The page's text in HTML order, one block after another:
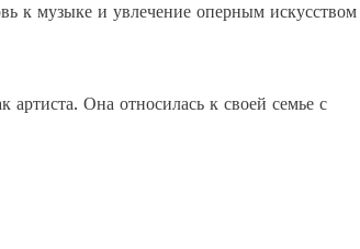
к музыке и увлечение оперным искусством
Она относилась к своей семье с